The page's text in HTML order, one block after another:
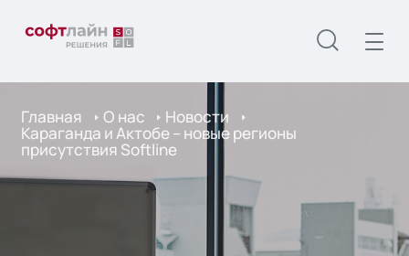
Главная О нас Новости
Караганда и Актобе – новые регионы
присутствия Softline